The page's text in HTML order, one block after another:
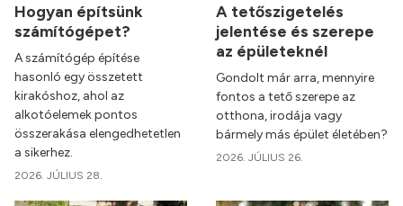
Hogyan építsünk
számítógépet?
A számítógép építése
hasonló egy összetett
kirakóshoz, ahol az
alkotóelemek pontos
összerakása elengedhetetlen
a sikerhez.
2026. JÚLIUS 28.
A tetőszigetelés
jelentése és szerepe
az épületeknél
Gondolt már arra, mennyire
fontos a tető szerepe az
otthona, irodája vagy
bármely más épület életében?
2026. JÚLIUS 26.